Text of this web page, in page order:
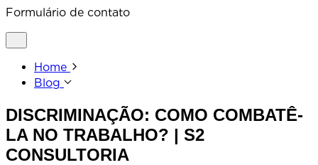
Formulário de contato
Home
Blog
DISCRIMINAÇÃO: COMO COMBATÊ-
LA NO TRABALHO? | S2
CONSULTORIA